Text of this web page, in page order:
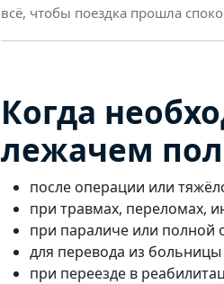
всё, чтобы поездка прошла
Когда
лежачем
после операции или
при травмах, переломах,
при параличе или полной
для перевода из
при переезде в